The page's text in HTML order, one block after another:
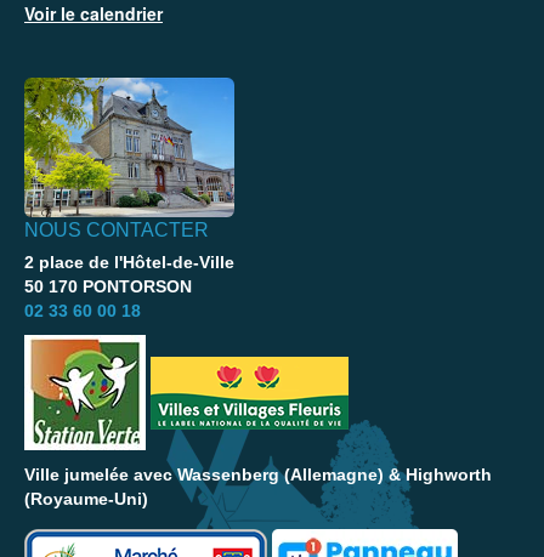
Voir le calendrier
NOUS CONTACTER
2 place de l'Hôtel-de-Ville
50 170 PONTORSON
02 33 60 00 18
Ville jumelée avec Wassenberg (Allemagne) & Highworth
(Royaume-Uni)